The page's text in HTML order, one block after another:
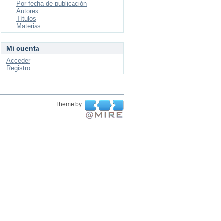
Por fecha de publicación
Autores
Títulos
Materias
Mi cuenta
Acceder
Registro
Theme by